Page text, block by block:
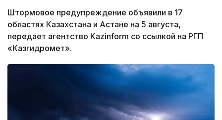
Штормовое предупреждение объявили в 17
областях Казахстана и Астане на 5 августа,
передает агентство Kazinform со ссылкой на РГП
«Казгидромет».